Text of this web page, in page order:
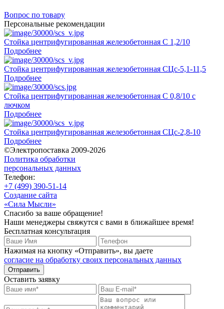
Вопрос по товару
Персональные рекомендации
Стойка центрифугированная железобетонная С 1,2/10
Подробнее
Стойка центрифугированная железобетонная СЦс-5,1-11,5
Подробнее
Стойка центрифугированная железобетонная С 0,8/10 с
лючком
Подробнее
Стойка центрифугированная железобетонная СЦс-2,8-10
Подробнее
©Электропоставка 2009-2026
Политика обработки
персональных данных
Телефон:
+7 (499) 390-51-14
Создание сайта
«Сила Мысли»
Спасибо за ваше обращение!
Наши менеджеры свяжутся с вами в ближайшее время!
Бесплатная консультация
Нажимая на кнопку «Отправить», вы даете
согласие на обработку своих персональных данных
Отправить
Оставить заявку